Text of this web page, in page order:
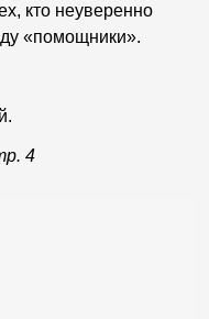
кто неуверенно
«помощники».
4